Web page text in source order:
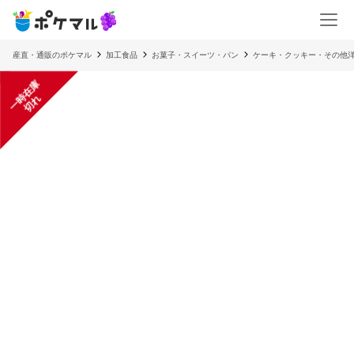
産直・通販のポケマル 加工食品 お菓子・スイーツ・パン ケーキ・クッキー・その他
一
時
在
庫
切
れ